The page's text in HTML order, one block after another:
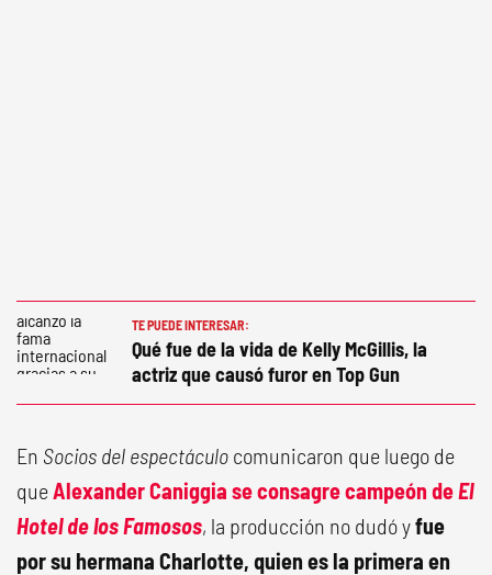
TE PUEDE INTERESAR:
Qué fue de la vida de Kelly McGillis, la
actriz que causó furor en Top Gun
En Socios del espectáculo comunicaron que luego de
queAlexander Caniggia se consagre campeón deEl
Hotel de los Famosos, la producción no dudó yfue
por su hermana Charlotte, quien es la primera en